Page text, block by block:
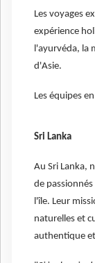
Les voyages
expérience
l'ayurvéda, la
d'Asie.
Les équipes
Sri Lanka
Au Sri Lanka,
de
l'île. Leur
naturelles et
authentique